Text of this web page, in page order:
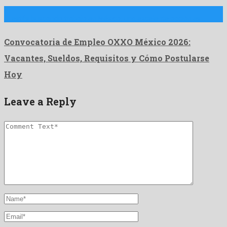
Convocatoria de Empleo OXXO México 2026:
Vacantes, Sueldos, Requisitos y Cómo Postularse
Hoy
Leave a Reply